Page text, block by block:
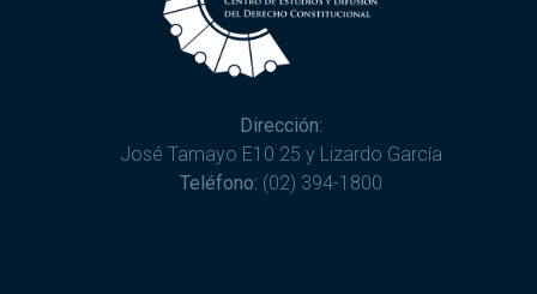
Dirección:
José Tamayo E10 25 y Lizardo García
Teléfono: (02) 394-1800